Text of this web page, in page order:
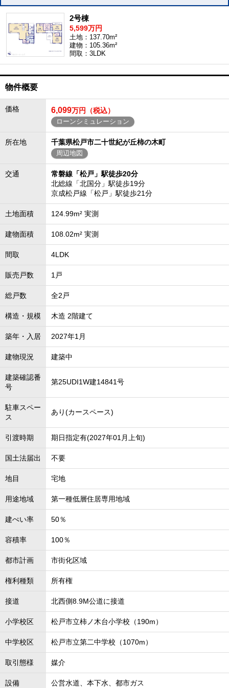
2号棟
5,599万円
土地：137.70m²
建物：105.36m²
間取：3LDK
物件概要
価格 6,099万円（税込）
ローンシミュレーション
所在地 千葉県松戸市二十世紀が丘柿の木町
周辺地図
交通
常磐線「松戸」駅徒歩20分
北総線「北国分」駅徒歩19分
京成松戸線「松戸」駅徒歩21分
土地面積 124.99m² 実測
建物面積 108.02m² 実測
間取 4LDK
販売戸数 1戸
総戸数 全2戸
構造・規模 木造 2階建て
築年・入居 2027年1月
建物現況 建築中
建築確認番
号
第25UDI1W建14841号
駐車スペー
ス
あり(カースペース)
引渡時期 期日指定有(2027年01月上旬)
国土法届出 不要
地目 宅地
用途地域 第一種低層住居専用地域
建ぺい率 50％
容積率 100％
都市計画 市街化区域
権利種類 所有権
接道 北西側8.9M公道に接道
小学校区 松戸市立柿ノ木台小学校（190m）
中学校区 松戸市立第二中学校（1070m）
取引態様 媒介
設備 公営水道、本下水、都市ガス